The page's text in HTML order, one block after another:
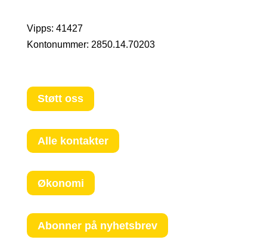
Vipps: 41427
Kontonummer: 2850.14.70203
Støtt oss
Alle kontakter
Økonomi
Abonner på nyhetsbrev